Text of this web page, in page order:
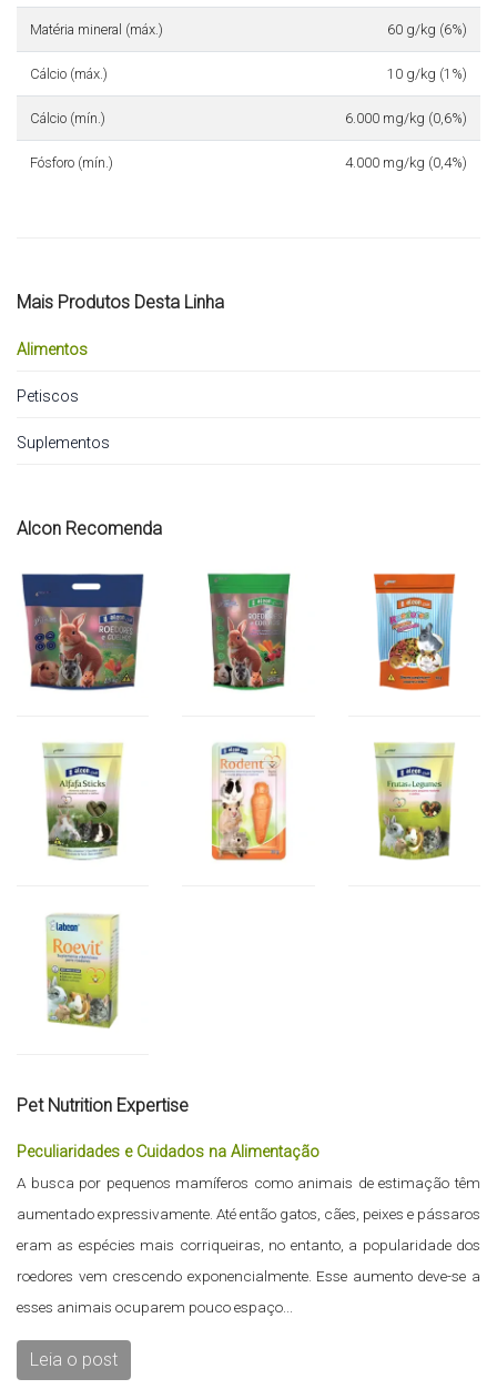
Matéria mineral (máx.) 60 g/kg (6%)
Cálcio (máx.) 10 g/kg (1%)
Cálcio (mín.) 6.000 mg/kg (0,6%)
Fósforo (mín.) 4.000 mg/kg (0,4%)
Mais Produtos Desta Linha
Alimentos
Petiscos
Suplementos
Alcon Recomenda
Pet Nutrition Expertise
Peculiaridades e Cuidados na Alimentação
A busca por pequenos mamíferos como animais de estimação têm
aumentado expressivamente. Até então gatos, cães, peixes e pássaros
eram as espécies mais corriqueiras, no entanto, a popularidade dos
roedores vem crescendo exponencialmente. Esse aumento deve-se a
esses animais ocuparem pouco espaço...
Leia o post